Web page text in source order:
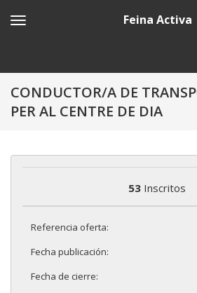
Feina Activa
CONDUCTOR/A DE
PER AL CENTRE DE DIA
53 Inscritos
Referencia oferta:
Fecha publicación:
Fecha de cierre: